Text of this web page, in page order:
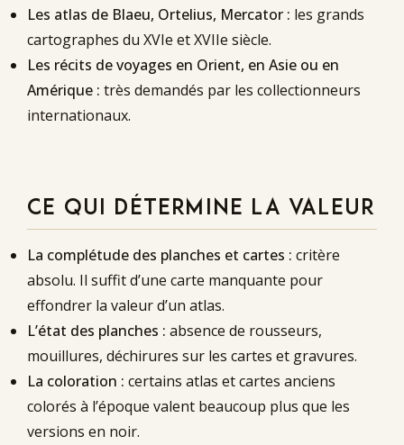
Les atlas de Blaeu, Ortelius, Mercator : les grands
cartographes du XVIe et XVIIe siècle.
Les récits de voyages en Orient, en Asie ou en
Amérique : très demandés par les collectionneurs
internationaux.
CE QUI DÉTERMINE LA VALEUR
La complétude des planches et cartes : critère
absolu. Il suffit d’une carte manquante pour
effondrer la valeur d’un atlas.
L’état des planches : absence de rousseurs,
mouillures, déchirures sur les cartes et gravures.
La coloration : certains atlas et cartes anciens
colorés à l’époque valent beaucoup plus que les
versions en noir.